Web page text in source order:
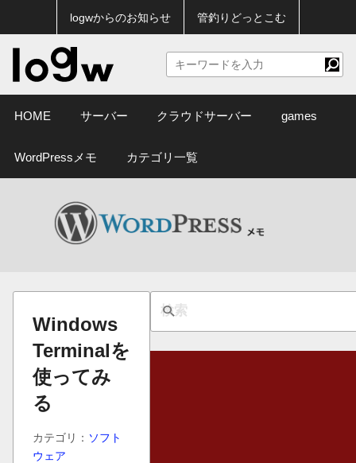
logwからのお知らせ 管釣りどっとこむ
HOME サーバー クラウドサーバー games
WordPressメモ カテゴリ一覧
Windows
Terminalを
使ってみ
る
カテゴリ： ソフト
ウェア